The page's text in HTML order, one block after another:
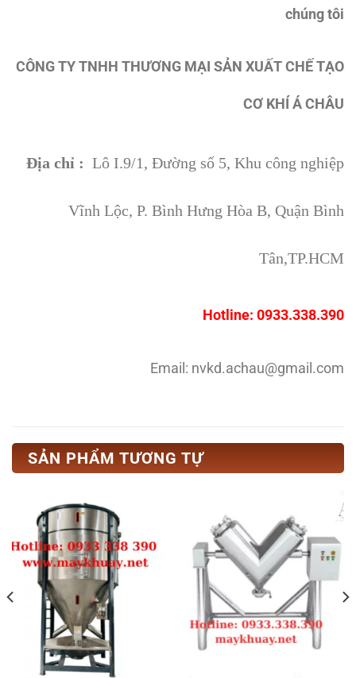
chúng tôi
CÔNG TY TNHH THƯƠNG MẠI SẢN XUẤT CHẾ TẠO
CƠ KHÍ Á CHÂU
Địa chỉ : Lô I.9/1, Đường số 5, Khu công nghiệp
Vĩnh Lộc, P. Bình Hưng Hòa B, Quận Bình
Tân,TP.HCM
Hotline: 0933.338.390
Email: nvkd.achau@gmail.com
SẢN PHẨM TƯƠNG TỰ